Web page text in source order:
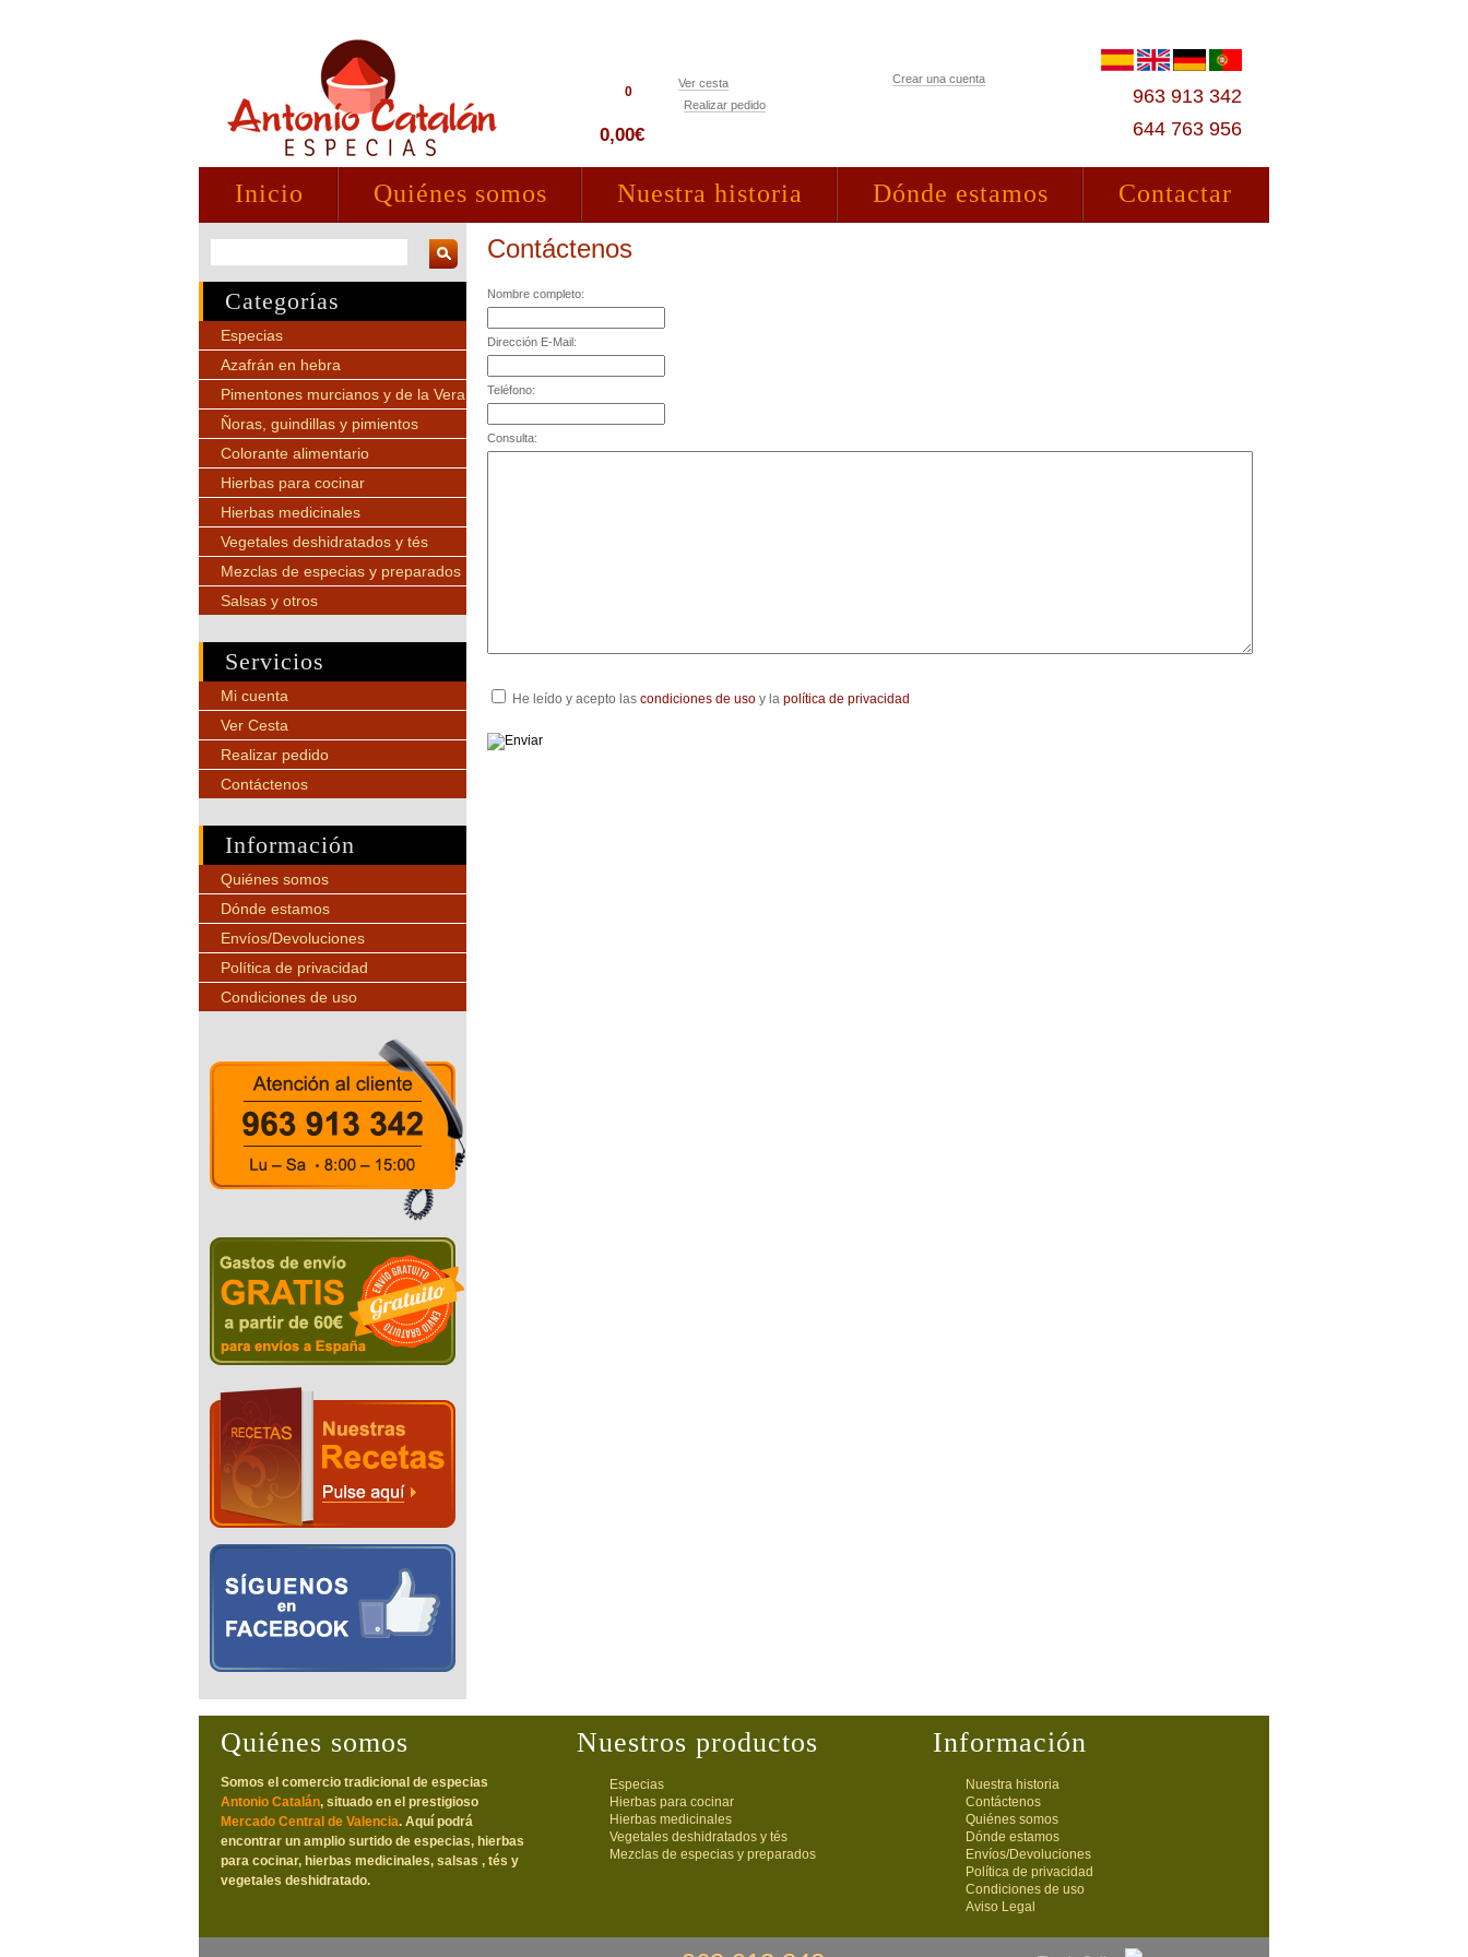
963 913 342
644 763 956
Crear una cuenta
0,00€
0
Ver cesta
Realizar pedido
Inicio Quiénes somos Nuestra historia Dónde estamos Contactar
Categorías
Especias
Azafrán en hebra
Pimentones murcianos y de la Vera
Ñoras, guindillas y pimientos
Colorante alimentario
Hierbas para cocinar
Hierbas medicinales
Vegetales deshidratados y tés
Mezclas de especias y preparados
Salsas y otros
Servicios
Mi cuenta
Ver Cesta
Realizar pedido
Contáctenos
Información
Quiénes somos
Dónde estamos
Envíos/Devoluciones
Política de privacidad
Condiciones de uso
Contáctenos
Nombre completo:
Dirección E-Mail:
Teléfono:
Consulta:
He leído y acepto lascondiciones de uso y lapolítica de privacidad
Quiénes somos
Somos el comercio tradicional de especias
Antonio Catalán, situado en el prestigioso
Mercado Central de Valencia. Aquí podrá
encontrar un amplio surtido de especias, hierbas
para cocinar, hierbas medicinales, salsas , tés y
vegetales deshidratado.
Nuestros productos
Especias
Hierbas para cocinar
Hierbas medicinales
Vegetales deshidratados y tés
Mezclas de especias y preparados
Información
Nuestra historia
Contáctenos
Quiénes somos
Dónde estamos
Envíos/Devoluciones
Política de privacidad
Condiciones de uso
Aviso Legal